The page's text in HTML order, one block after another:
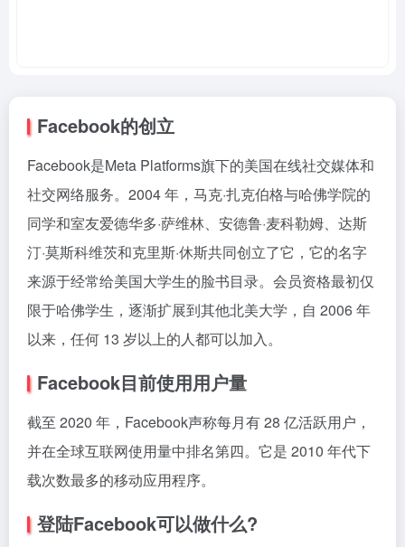
Facebook的创立
Facebook是Meta Platforms旗下的美国在线社交媒体和
社交网络服务。2004 年，马克·扎克伯格与哈佛学院的
同学和室友爱德华多·萨维林、安德鲁·麦科勒姆、达斯
汀·莫斯科维茨和克里斯·休斯共同创立了它，它的名字
来源于经常给美国大学生的脸书目录。会员资格最初仅
限于哈佛学生，逐渐扩展到其他北美大学，自 2006 年
以来，任何 13 岁以上的人都可以加入。
Facebook目前使用用户量
截至 2020 年，Facebook声称每月有 28 亿活跃用户，
并在全球互联网使用量中排名第四。它是 2010 年代下
载次数最多的移动应用程序。
登陆Facebook可以做什么?